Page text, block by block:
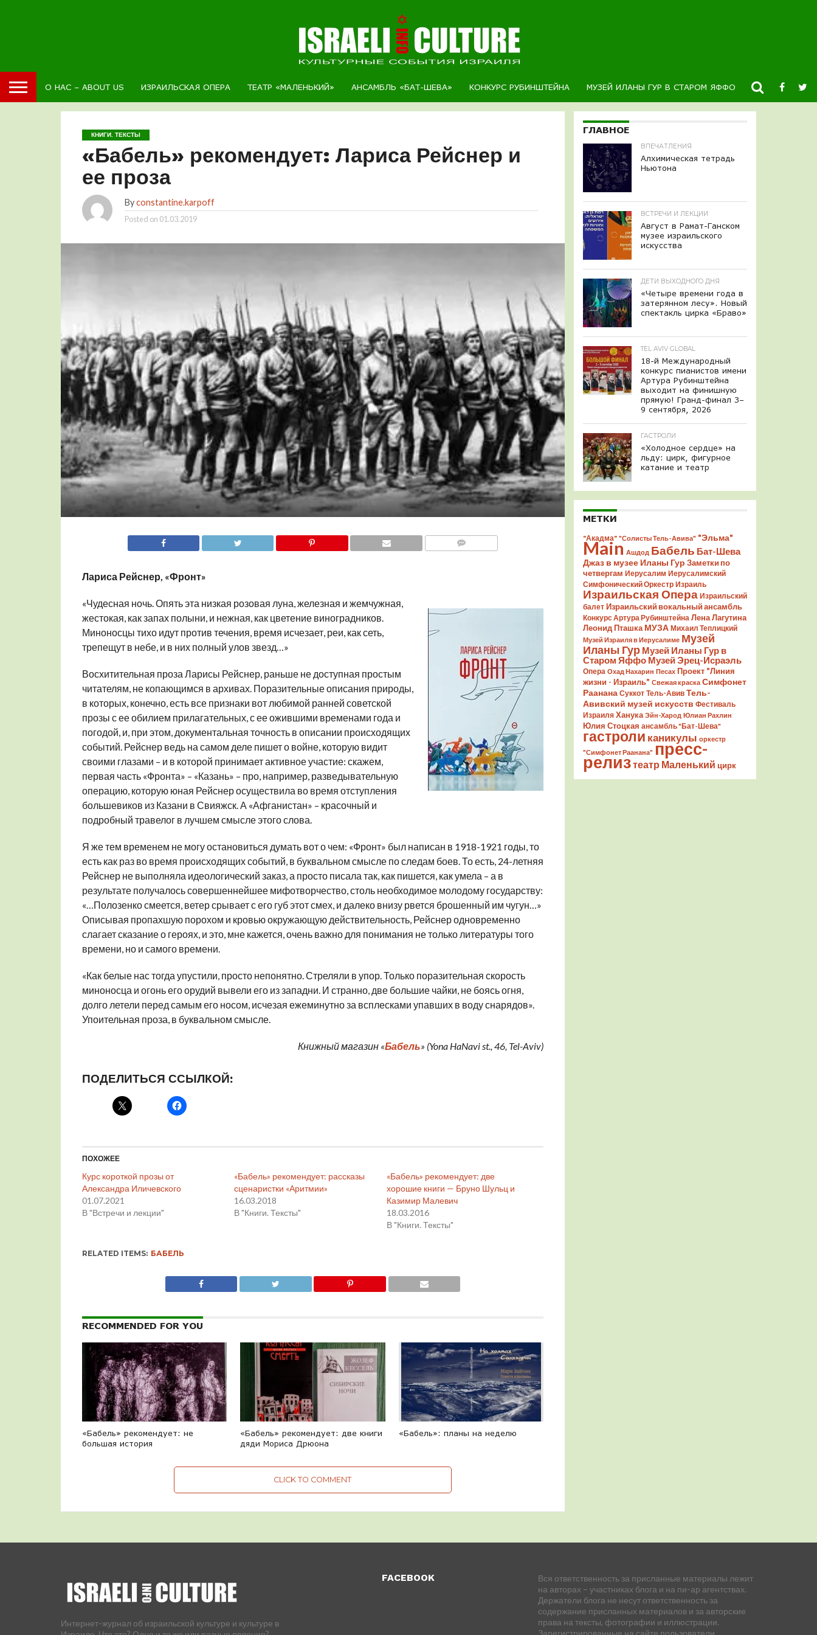
О НАС – ABOUT US ИЗРАИЛЬСКАЯ ОПЕРА ТЕАТР «МАЛЕНЬКИЙ» АНСАМБЛЬ «БАТ-ШЕВА» КОНКУРС РУБИНШТЕЙНА МУЗЕЙ ИЛАНЫ ГУР В СТАРОМ ЯФФО НОВОСТИ
КНИГИ. ТЕКСТЫ
«Бабель» рекомендует: Лариса Рейснер и
ее проза
Byconstantine.karpoff
Posted on 01.03.2019
Лариса Рейснер, «Фронт»
«Чудесная ночь. Опять эта низкая розовая луна, железная и жемчужная,
жестокая, как запах полыни, и нежная, как цветение виноградников.
Миноносцы тихо идут против течения, время исчезает, реи, как сеть,
трепещут в небе, и в них полный улов звезд…»
Восхитительная проза Ларисы Рейснер, раньше не доступная простым
читателям, не копающимся в архивах. Поразительные описания природы,
в которых, конечно, есть все признаки вот любимой ранней советской
прозы с ее обилием прилагательных, с ее ожившими временами года и
погодой, и, при этом, документальная точность в описании происходящих
событий. Рейснер ведь на самом деле пишет о войне, которую видит
своими глазами – и в которой принимает активное участие: скажем,
первая часть «Фронта» – «Казань» – про, например, разведывательную
операцию, которую юная Рейснер осуществила во время отступления
большевиков из Казани в Свияжск. А «Афганистан» – красочный и
подробный травелог в лучшем смысле этого слова.
Я же тем временем не могу остановиться думать вот о чем: «Фронт» был написан в 1918-1921 годы, то
есть как раз во время происходящих событий, в буквальном смысле по следам боев. То есть, 24-летняя
Рейснер не выполняла идеологический заказ, а просто писала так, как пишется, как умела – а в
результате получалось совершеннейшее мифотворчество, столь необходимое молодому государству:
«…Полозенко смеется, ветер срывает с его губ этот смех, и далеко внизу рвется брошенный им чугун…»
Описывая пропахшую порохом и кровью окружающую действительность, Рейснер одновременно
слагает сказание о героях, и это, мне кажется, очень важно для понимания не только литературы того
времени, но и самого времени.
«Как белые нас тогда упустили, просто непонятно. Стреляли в упор. Только поразительная скорость
миноносца и огонь его орудий вывели его из западни. И странно, две большие чайки, не боясь огня,
долго летели перед самым его носом, исчезая ежеминутно за всплесками упавших в воду снарядов».
Упоительная проза, в буквальном смысле.
Книжный магазин «Бабель» (Yona HaNavi st., 46, Tel-Aviv)
ПОДЕЛИТЬСЯ ССЫЛКОЙ:
ПОХОЖЕЕ
Курс короткой прозы от
Александра Иличевского
01.07.2021
В "Встречи и лекции"
«Бабель» рекомендует: рассказы
сценаристки «Аритмии»
16.03.2018
В "Книги. Тексты"
«Бабель» рекомендует: две
хорошие книги — Бруно Шульц и
Казимир Малевич
18.03.2016
В "Книги. Тексты"
RELATED ITEMS: БАБЕЛЬ
RECOMMENDED FOR YOU
«Бабель» рекомендует: не
большая история
«Бабель» рекомендует: две книги
дяди Мориса Дрюона
«Бабель»: планы на неделю
CLICK TO COMMENT
ГЛАВНОЕ
ВПЕЧАТЛЕНИЯ
Алхимическая тетрадь
Ньютона
ВСТРЕЧИ И ЛЕКЦИИ
Август в Рамат-Ганском
музее израильского
искусства
ДЕТИ ВЫХОДНОГО ДНЯ
«Четыре времени года в
затерянном лесу». Новый
спектакль цирка «Браво»
TEL AVIV GLOBAL
18-й Международный
конкурс пианистов имени
Артура Рубинштейна
выходит на финишную
прямую! Гранд-финал 3–
9 сентября, 2026
ГАСТРОЛИ
«Холодное сердце» на
льду: цирк, фигурное
катание и театр
МЕТКИ
"Акадма" "Солисты Тель-Авива" "Эльма"
Main Ашдод Бабель Бат-Шева
Джаз в музее Иланы Гур Заметки по
четвергам Иерусалим Иерусалимский
Симфонический Оркестр Израиль
Израильская Опера Израильский
балет Израильский вокальный ансамбль
Конкурс Артура Рубинштейна Лена Лагутина
Леонид Пташка МУЗА Михаил Теплицкий
Музей Израиля в Иерусалиме Музей
Иланы Гур Музей Иланы Гур в
Старом Яффо Музей Эрец-Исраэль
Опера Охад Нахарин Песах Проект "Линия
жизни - Израиль" Свежая краска Симфонет
Раанана Суккот Тель-Авив Тель-
Авивский музей искусств Фестиваль
Израиля Ханука Эйн-Харод Юлиан Рахлин
Юлия Стоцкая ансамбль "Бат-Шева"
гастроли каникулы оркестр
"Симфонет Раанана" пресс-
релизтеатр Маленький цирк
Интернет-журнал об израильской культуре и культуре в
FACEBOOK
Вся ответственность за присланные материалы лежит
на авторах – участниках блога и на пи-ар агентствах.
Держатели блога не несут ответственность за
содержание присланных материалов и за авторские
права на тексты, фотографии и иллюстрации.
Зарегистрированные на сайте пользователи,